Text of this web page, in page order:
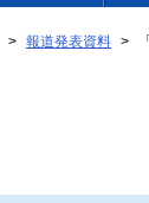
報道発表資料